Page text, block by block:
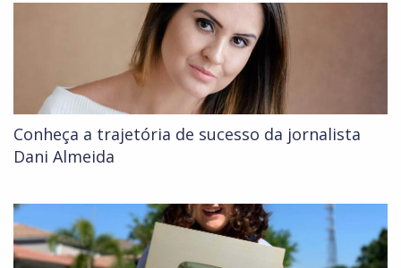
Conheça a trajetória de sucesso da jornalista
Dani Almeida